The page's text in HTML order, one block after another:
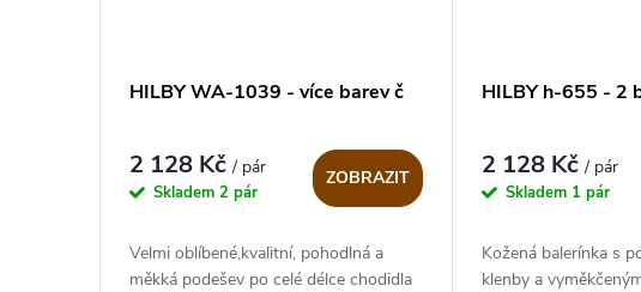
HILBY WA-1039 - více barev č
2 128 Kč/ pár
Skladem 2 pár
ZOBRAZIT
Velmi oblíbené,kvalitní, pohodlná a
měkká podešev po celé délce chodidla
HILBY h-655 - 2
2 128 Kč/ pár
Skladem 1 pár
Kožená balerínka s
klenby a